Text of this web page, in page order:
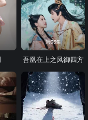
第06集
吾凰在上之凤御四方